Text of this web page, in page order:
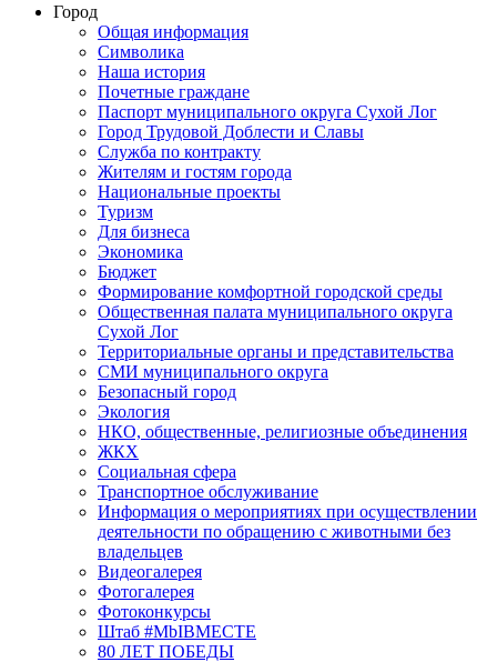
Город
Общая информация
Символика
Наша история
Почетные граждане
Паспорт муниципального округа Сухой Лог
Город Трудовой Доблести и Славы
Служба по контракту
Жителям и гостям города
Национальные проекты
Туризм
Для бизнеса
Экономика
Бюджет
Формирование комфортной городской среды
Общественная палата муниципального округа
Сухой Лог
Территориальные органы и представительства
СМИ муниципального округа
Безопасный город
Экология
НКО, общественные, религиозные объединения
ЖКХ
Социальная сфера
Транспортное обслуживание
Информация о мероприятиях при осуществлении
деятельности по обращению с животными без
владельцев
Видеогалерея
Фотогалерея
Фотоконкурсы
Штаб #MbIBMECTE
80 ЛЕТ ПОБЕДЫ